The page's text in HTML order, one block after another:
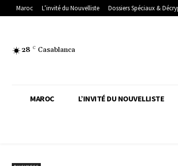
Maroc L’invité du Nouvelliste Dossiers Spéciaux &
28 C Casablanca
MAROC L’INVITÉ DU NOUVELLISTE